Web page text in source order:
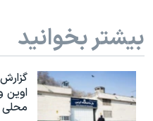
بیشتر بخوانید
اوین
محلی